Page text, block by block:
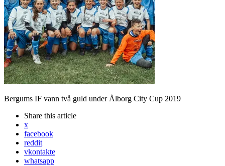
Bergums IF vann två guld under Ålborg City Cup 2019
Share this article
x
facebook
reddit
vkontakte
whatsapp